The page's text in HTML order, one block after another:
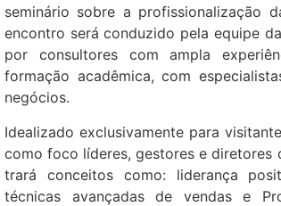
seminário sobre a profissionalização
encontro será conduzido pela equipe
por consultores com ampla
formação acadêmica, com
negócios.
Idealizado exclusivamente para
como foco líderes, gestores e diretores
trará conceitos como: liderança
técnicas avançadas de vendas e